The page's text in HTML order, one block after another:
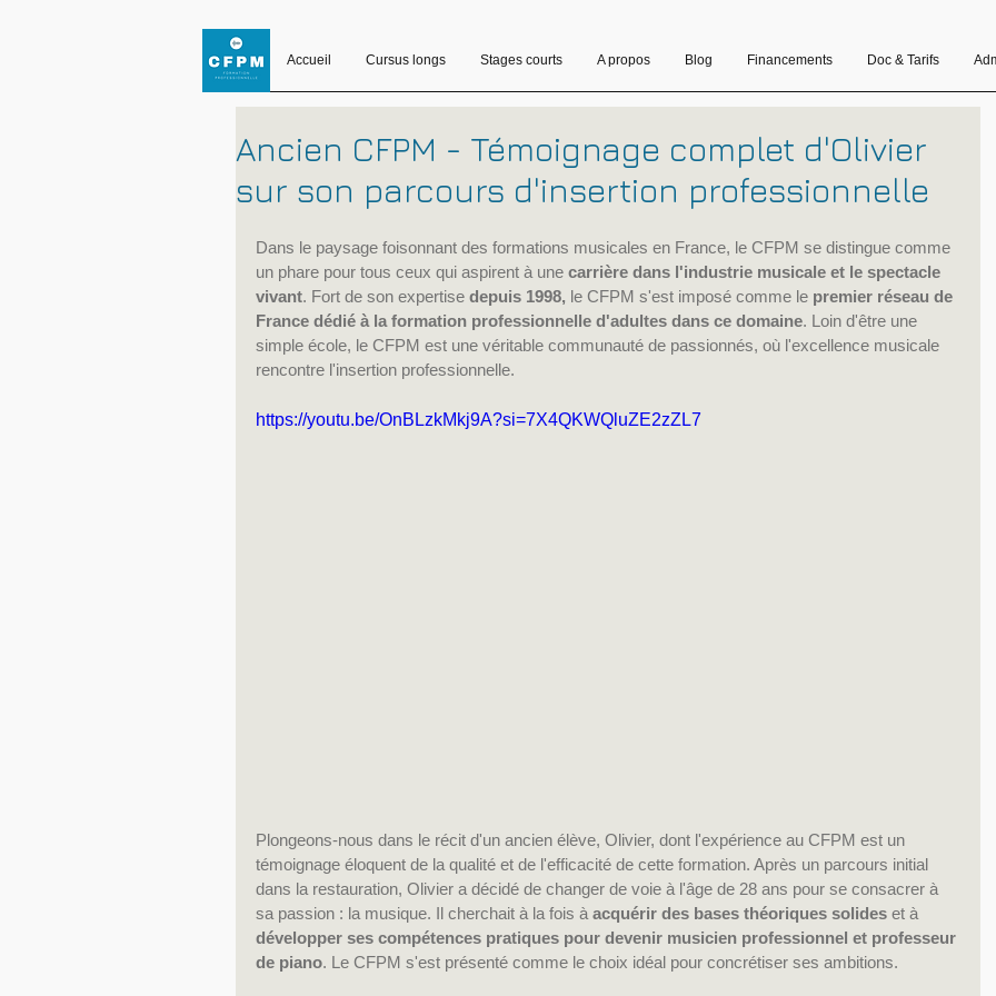
Accueil Cursus longs Stages courts A propos Blog Financements Doc & Tarifs
Ancien CFPM - Témoignage complet d'Olivier
sur son parcours d'insertion professionnelle
Dans le paysage foisonnant des formations musicales en France, le CFPM se distingue comme
un phare pour tous ceux qui aspirent à une carrière dans l'industrie musicale et le spectacle
vivant. Fort de son expertise depuis 1998, le CFPM s'est imposé comme le premier réseau de
France dédié à la formation professionnelle d'adultes dans ce domaine. Loin d'être une
simple école, le CFPM est une véritable communauté de passionnés, où l'excellence musicale
rencontre l'insertion professionnelle.
https://youtu.be/OnBLzkMkj9A?si=7X4QKWQluZE2zZL7
Plongeons-nous dans le récit d'un ancien élève, Olivier, dont l'expérience au CFPM est un
témoignage éloquent de la qualité et de l'efficacité de cette formation. Après un parcours initial
dans la restauration, Olivier a décidé de changer de voie à l'âge de 28 ans pour se consacrer à
sa passion : la musique. Il cherchait à la fois à acquérir des bases théoriques solides et à
développer ses compétences pratiques pour devenir musicien professionnel et professeur
de piano. Le CFPM s'est présenté comme le choix idéal pour concrétiser ses ambitions.